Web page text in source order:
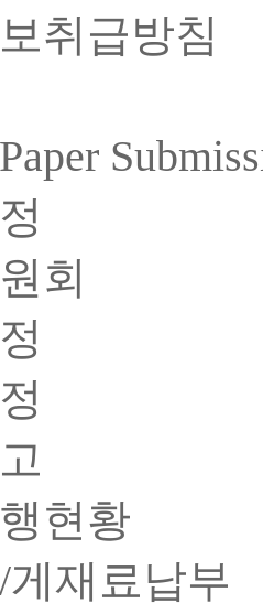
취급방침
Paper
회
현황
재료납부